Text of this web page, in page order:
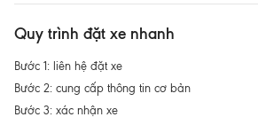
Quy trình đặt xe nhanh
Bước 1: liên hệ đặt xe
Bước 2: cung cấp thông tin cơ bản
Bước 3: xác nhận xe